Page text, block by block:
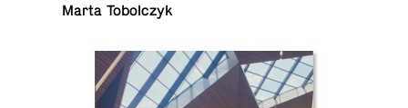
Marta Tobolczyk